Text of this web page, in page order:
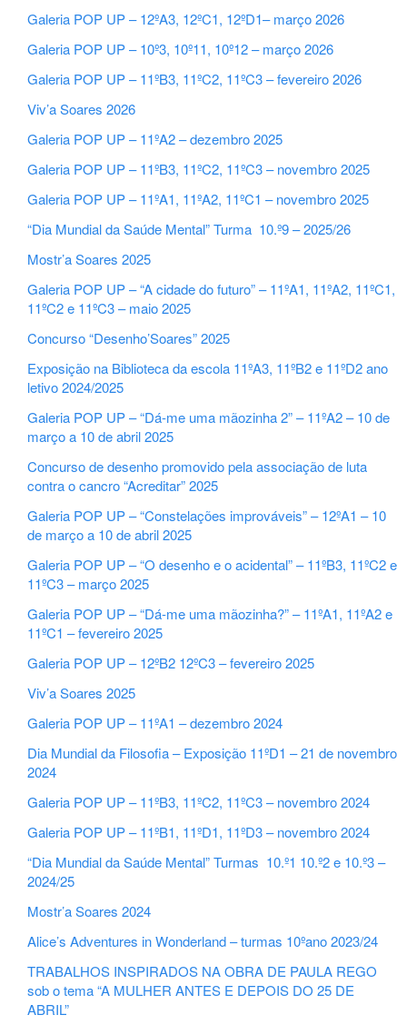
Galeria POP UP – 12ºA3, 12ºC1, 12ºD1– março 2026
Galeria POP UP – 10º3, 10º11, 10º12 – março 2026
Galeria POP UP – 11ºB3, 11ºC2, 11ºC3 – fevereiro 2026
Viv’a Soares 2026
Galeria POP UP – 11ºA2 – dezembro 2025
Galeria POP UP – 11ºB3, 11ºC2, 11ºC3 – novembro 2025
Galeria POP UP – 11ºA1, 11ºA2, 11ºC1 – novembro 2025
“Dia Mundial da Saúde Mental” Turma 10.º9 – 2025/26
Mostr’a Soares 2025
Galeria POP UP – “A cidade do futuro” – 11ºA1, 11ºA2, 11ºC1,
11ºC2 e 11ºC3 – maio 2025
Concurso “Desenho’Soares” 2025
Exposição na Biblioteca da escola 11ºA3, 11ºB2 e 11ºD2 ano
letivo 2024/2025
Galeria POP UP – “Dá-me uma mãozinha 2” – 11ºA2 – 10 de
março a 10 de abril 2025
Concurso de desenho promovido pela associação de luta
contra o cancro “Acreditar” 2025
Galeria POP UP – “Constelações improváveis” – 12ºA1 – 10
de março a 10 de abril 2025
Galeria POP UP – “O desenho e o acidental” – 11ºB3, 11ºC2 e
11ºC3 – março 2025
Galeria POP UP – “Dá-me uma mãozinha?” – 11ºA1, 11ºA2 e
11ºC1 – fevereiro 2025
Galeria POP UP – 12ºB2 12ºC3 – fevereiro 2025
Viv’a Soares 2025
Galeria POP UP – 11ºA1 – dezembro 2024
Dia Mundial da Filosofia – Exposição 11ºD1 – 21 de novembro
2024
Galeria POP UP – 11ºB3, 11ºC2, 11ºC3 – novembro 2024
Galeria POP UP – 11ºB1, 11ºD1, 11ºD3 – novembro 2024
“Dia Mundial da Saúde Mental” Turmas 10.º1 10.º2 e 10.º3 –
2024/25
Mostr’a Soares 2024
Alice’s Adventures in Wonderland – turmas 10ºano 2023/24
TRABALHOS INSPIRADOS NA OBRA DE PAULA REGO
sob o tema “A MULHER ANTES E DEPOIS DO 25 DE
ABRIL”